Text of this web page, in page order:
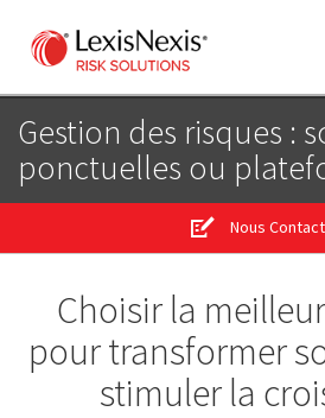
Gestion des risques :
ponctuelles ou
Nous
Choisir la
pour transformer
stimuler la